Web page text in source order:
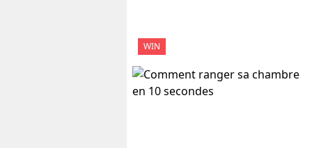
WIN